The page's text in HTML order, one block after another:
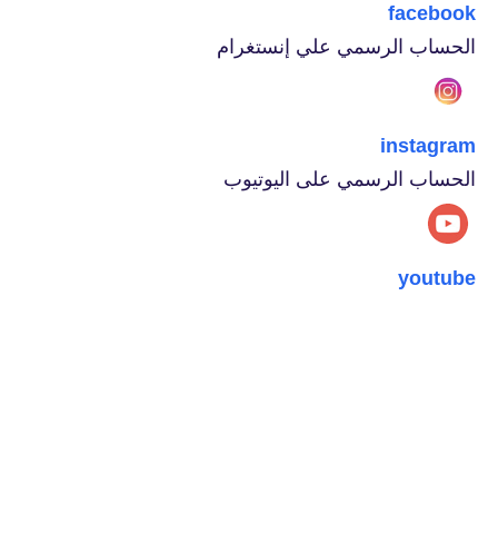
facebook
الحساب الرسمي علي إنستغرام
instagram
الحساب الرسمي على اليوتيوب
youtube